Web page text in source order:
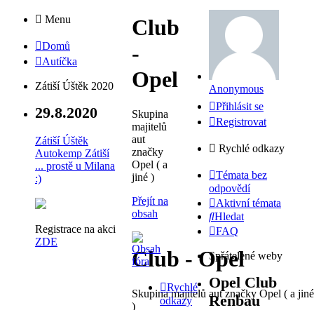
Menu
Domů
Autíčka
Zátiší Úštěk 2020
29.8.2020
Zátiší Úštěk
Autokemp Zátiší
... prostě u Milana
:)
Registrace na akci
ZDE
Club
-
Opel
Skupina
majitelů
aut
značky
Opel ( a
jiné )
Přejít na
obsah
Club - Opel
Skupina majitelů aut značky Opel ( a jiné
)
Rychlé
odkazy
Anonymous
Přihlásit se
Registrovat
Rychlé odkazy
Témata bez
odpovědí
Aktivní témata
Hledat
FAQ
Spřátelené weby
Opel Club
Renbau